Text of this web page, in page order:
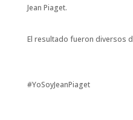
Jean Piaget.
El resultado fueron diversos
#YoSoyJeanPiaget